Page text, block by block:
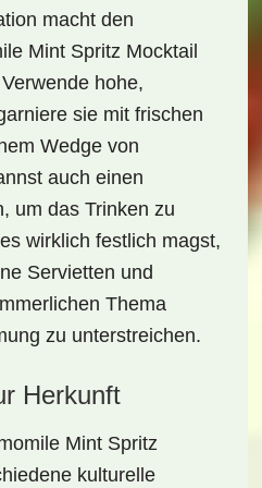
macht den
Mint Spritz Mocktail
hohe,
sie mit frischen
Wedge von
auch einen
um das Trinken zu
wirklich festlich magst,
Servietten und
Thema
zu unterstreichen.
Herkunft
Mint Spritz
kulturelle